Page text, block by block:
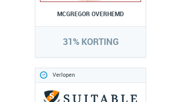
MCGREGOR OVERHEMD
31% KORTING
Verlopen